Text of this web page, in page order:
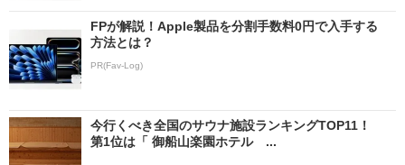
FPが解説！Apple製品を分割手数料0円で入手する
方法とは？
PR(Fav-Log)
今行くべき全国のサウナ施設ランキングTOP11！
第1位は「 御船山楽園ホテル ...